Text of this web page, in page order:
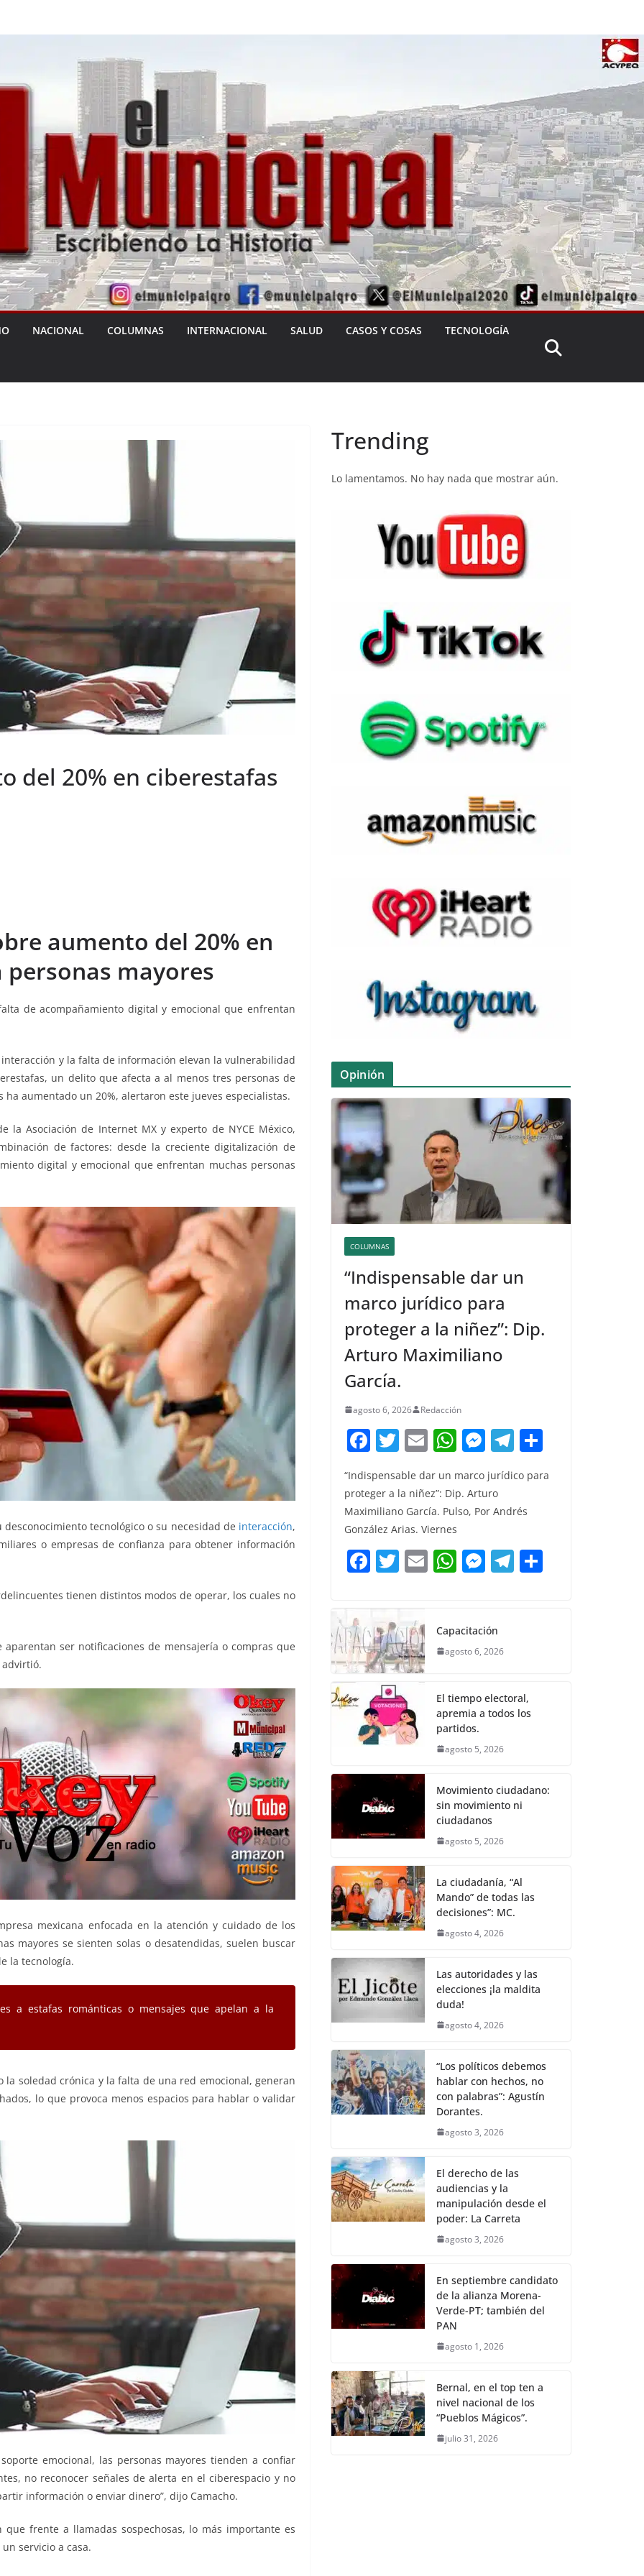
NACIONAL COLUMNAS INTERNACIONAL SALUD CASOS Y COSAS TECNOLOGÍA
del 20% en ciberestafas
aumento del 20% en
mayores
de acompañamiento digital y emocional que enfrentan
y la falta de información elevan la vulnerabilidad
un delito que afecta a al menos tres personas de
aumentado un 20%, alertaron este jueves especialistas.
la Asociación de Internet MX y experto de NYCE México,
de factores: desde la creciente digitalización de
digital y emocional que enfrentan muchas personas
tecnológico o su necesidad de interacción,
o empresas de confianza para obtener información
tienen distintos modos de operar, los cuales no
ser notificaciones de mensajería o compras que
mexicana enfocada en la atención y cuidado de los
mayores se sienten solas o desatendidas, suelen buscar
la tecnología.
a estafas románticas o mensajes que apelan a la
la soledad crónica y la falta de una red emocional, generan
lo que provoca menos espacios para hablar o validar
emocional, las personas mayores tienden a confiar
no reconocer señales de alerta en el ciberespacio y no
información o enviar dinero”, dijo Camacho.
frente a llamadas sospechosas, lo más importante es
servicio a casa.
Trending
Lo lamentamos. No hay nada que mostrar aún.
Opinión
COLUMNAS
“Indispensable dar un
marco jurídico para
proteger a la niñez”: Dip.
Arturo Maximiliano
García.
agosto 6, 2026 Redacción
F
c
e
b
o
o
k
T
w
itt
er
E
ai
l
W
at
s
p
p
M
e
ss
e
g
er
T
e
gr
m
m
“Indispensable dar un marco jurídico para
proteger a la niñez”: Dip. Arturo
Maximiliano García. Pulso, Por Andrés
González Arias. Viernes
F
c
e
b
o
o
k
T
itt
er
E W
s
A
p
M
e
n
er
T
Capacitación
agosto 6, 2026
El tiempo electoral,
apremia a todos los
partidos.
agosto 5, 2026
Movimiento ciudadano:
sin movimiento ni
ciudadanos
agosto 5, 2026
La ciudadanía, “Al
Mando” de todas las
decisiones”: MC.
agosto 4, 2026
Las autoridades y las
elecciones ¡la maldita
duda!
agosto 4, 2026
“Los políticos debemos
hablar con hechos, no
con palabras”: Agustín
Dorantes.
agosto 3, 2026
El derecho de las
audiencias y la
manipulación desde el
poder: La Carreta
agosto 3, 2026
En septiembre candidato
de la alianza Morena-
Verde-PT; también del
PAN
agosto 1, 2026
Bernal, en el top ten a
nivel nacional de los
“Pueblos Mágicos”.
julio 31, 2026